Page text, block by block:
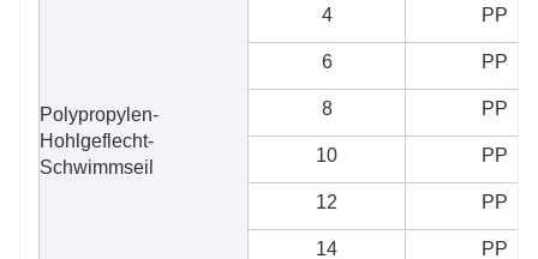
Polypropylen-
Hohlgeflecht-
Schwimmseil
4 PP
6 PP
8 PP
10 PP
12 PP
14 PP